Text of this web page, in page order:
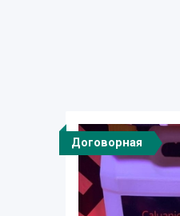
Договорная